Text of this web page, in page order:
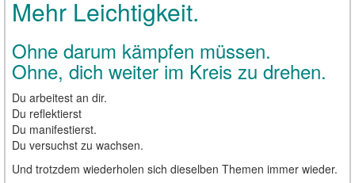
Mehr Leichtigkeit.
Ohne darum kämpfen müssen.
Ohne, dich weiter im Kreis zu drehen.
Du arbeitest an dir.
Du reflektierst
Du manifestierst.
Du versuchst zu wachsen.
Und trotzdem wiederholen sich dieselben Themen immer wieder.